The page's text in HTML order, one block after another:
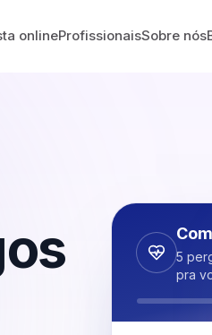
onlineProfissionaisSobre nós
5
pra